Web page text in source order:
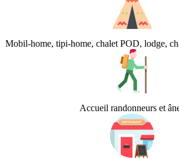
Mobil-home, tipi-home, chalet POD, lodge,
Accueil randonneurs et